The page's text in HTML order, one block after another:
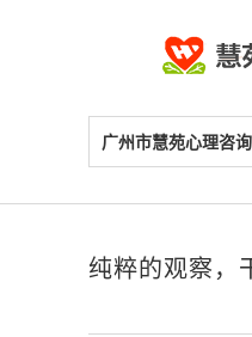
广州市慧苑心理咨
纯粹的观察，